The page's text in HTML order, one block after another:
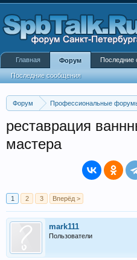
Форум Профессиональные
реставрация
мастера
1 2 3 Вперёд >
mark111
Пользователи
Главная Форум
Последние сообщения
Последние